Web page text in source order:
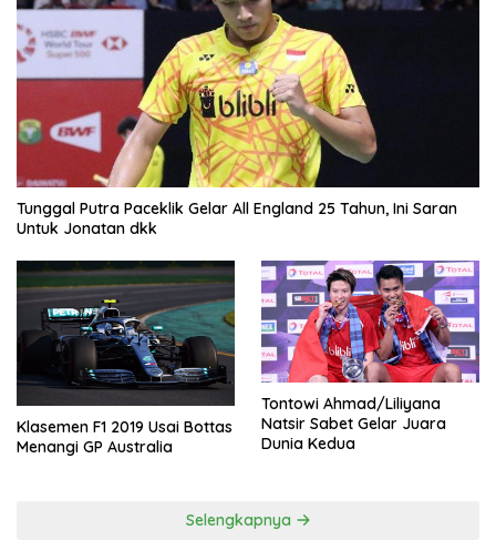
Tunggal Putra Paceklik Gelar All England 25 Tahun, Ini Saran
Untuk Jonatan dkk
Klasemen F1 2019 Usai Bottas
Menangi GP Australia
Tontowi Ahmad/Liliyana
Natsir Sabet Gelar Juara
Dunia Kedua
Selengkapnya